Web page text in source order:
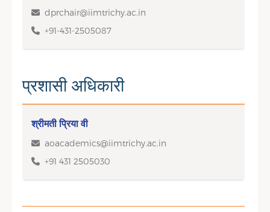
dprchair@iimtrichy.ac.in
+91-431-2505087
प्रशासी अधिकारी
श्रीमती प्रिया वी
aoacademics@iimtrichy.ac.in
+91 431 2505030